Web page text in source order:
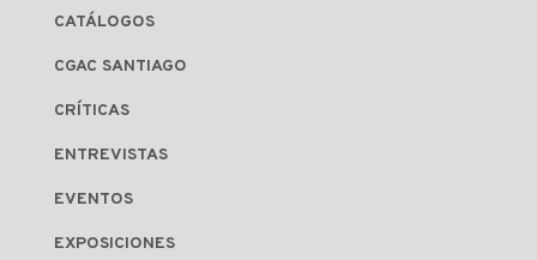
CATÁLOGOS
CGAC SANTIAGO
CRÍTICAS
ENTREVISTAS
EVENTOS
EXPOSICIONES